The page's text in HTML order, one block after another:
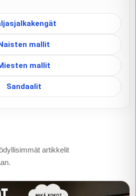
Naisten mallit
mallit
Sandaalit
artikkelit